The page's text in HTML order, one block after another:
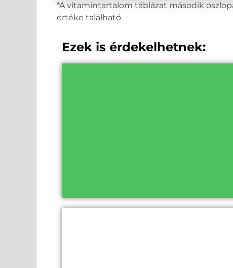
*A vitamintartalom táblázat második
értéke található
Ezek is érdekelhetnek: